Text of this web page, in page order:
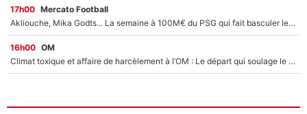
17h00 Mercato Football
Akliouche, Mika Godts... La semaine à 100M€ du PSG qui fait basculer le mercato du PSG !
16h00 OM
Climat toxique et affaire de harcèlement à l’OM : Le départ qui soulage le vestiaire de Bruno Genesio